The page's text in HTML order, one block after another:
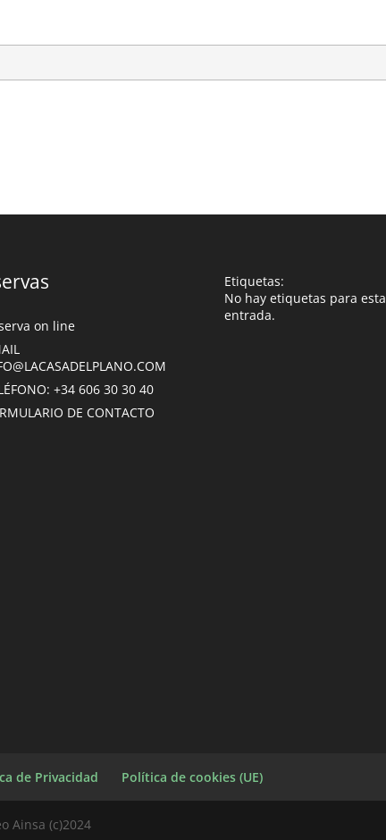
on line
+34 606 30 30 40
DE CONTACTO
Etiquetas:
No hay etiquetas para esta
entrada.
de Privacidad Política de cookies (UE)
Ainsa (c)2024